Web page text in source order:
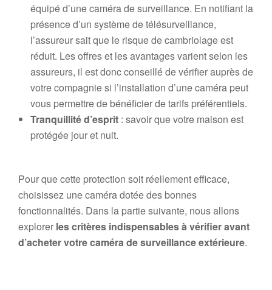
équipé d’une caméra de surveillance. En notifiant la
présence d’un système de télésurveillance,
l’assureur sait que le risque de cambriolage est
réduit. Les offres et les avantages varient selon les
assureurs, il est donc conseillé de vérifier auprès de
votre compagnie si l’installation d’une caméra peut
vous permettre de bénéficier de tarifs préférentiels.
Tranquillité d’esprit : savoir que votre maison est
protégée jour et nuit.
Pour que cette protection soit réellement efficace,
choisissez une caméra dotée des bonnes
fonctionnalités. Dans la partie suivante, nous allons
explorer les critères indispensables à vérifier avant
d’acheter votre caméra de surveillance extérieure.